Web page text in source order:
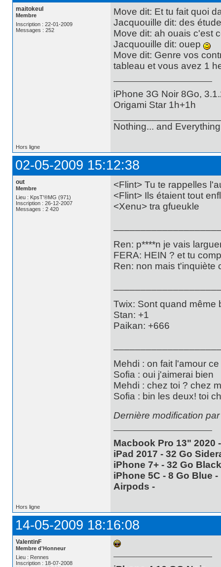
maitokeul
Membre
Inscription : 22-01-2009
Messages : 252
Move dit: Et tu fait quoi
Jacquouille dit: des
Move dit: ah ouais c'est
Jacquouille dit: ouep
Move dit: Genre vos
tableau et vous avez 1
iPhone 3G Noir 8Go,
Origami Star 1h+1h
Nothing... and
Hors ligne
02-05-2009 15:12:38
out
Membre
Lieu : KpsT'®MG (971)
Inscription : 26-12-2007
Messages : 2 420
<Flint> Tu te rappelles
<Flint> Ils étaient tout
<Xenu> tra gfueukle
Ren: p****n je vais
FERA: HEIN ? et tu
Ren: non mais t'inquiète
Twix: Sont quand même
Stan: +1
Paikan: +666
Mehdi : on fait l'amour
Sofia : oui j'aimerai bien
Mehdi : chez toi ? chez
Sofia : bin les deux! toi
Dernière modification
Macbook Pro 13" 2020
iPad 2017 - 32 Go
iPhone 7+ - 32 Go
iPhone 5C - 8 Go Blue -
Airpods -
Hors ligne
14-05-2009 18:16:08
ValentinF
Membre d'Honneur
Lieu : Rennes
Inscription : 18-07-2008